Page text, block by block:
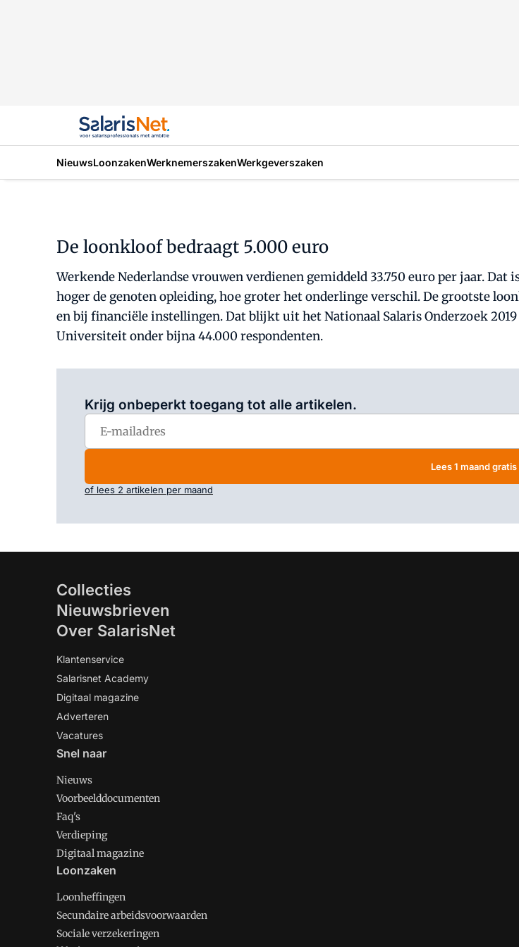
NieuwsLoonzakenWerknemerszakenWerkgeverszaken
De loonkloof bedraagt 5.000 euro
Werkende Nederlandse vrouwen verdienen gemiddeld 33.750 euro per jaar.
hoger de genoten opleiding, hoe groter het onderlinge verschil. De grootste
en bij financiële instellingen. Dat blijkt uit het Nationaal Salaris Onderzoek
Universiteit onder bijna 44.000 respondenten.
Krijg onbeperkt toegang tot alle artikelen.
Lees 1 maand gratis
of lees 2 artikelen per maand
Collecties
Nieuwsbrieven
Over SalarisNet
Klantenservice
Salarisnet Academy
Digitaal magazine
Adverteren
Vacatures
Snel naar
Nieuws
Voorbeelddocumenten
Faq's
Verdieping
Digitaal magazine
Loonzaken
Loonheffingen
Secundaire arbeidsvoorwaarden
Sociale verzekeringen